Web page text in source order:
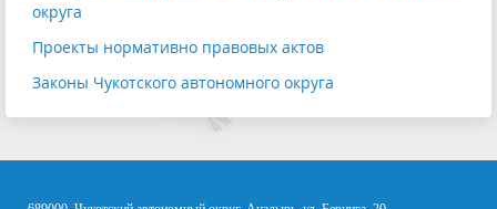
округа
Проекты нормативно правовых актов
Законы Чукотского автономного округа